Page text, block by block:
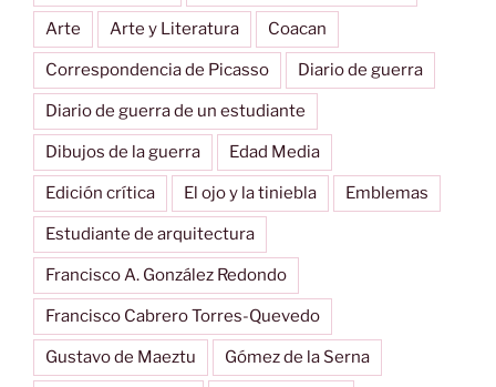
Arte Arte y Literatura Coacan
Correspondencia de Picasso Diario de guerra
Diario de guerra de un estudiante
Dibujos de la guerra Edad Media
Edición crítica El ojo y la tiniebla Emblemas
Estudiante de arquitectura
Francisco A. González Redondo
Francisco Cabrero Torres-Quevedo
Gustavo de Maeztu Gómez de la Serna